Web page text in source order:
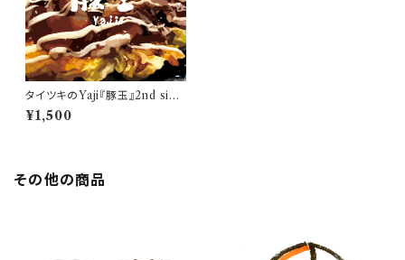
タイツキのYaji『豚玉』2nd sing
le
¥1,500
その他の商品